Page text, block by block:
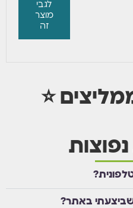
לגבי
מוצר
זה
⭐
באתר?